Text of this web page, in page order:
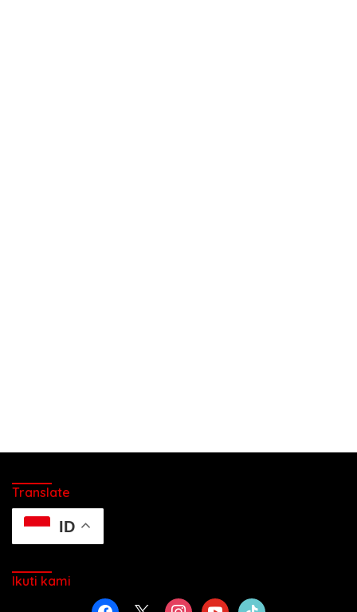
Translate
ID
Ikuti kami
facebook instagramyoutubetiktok